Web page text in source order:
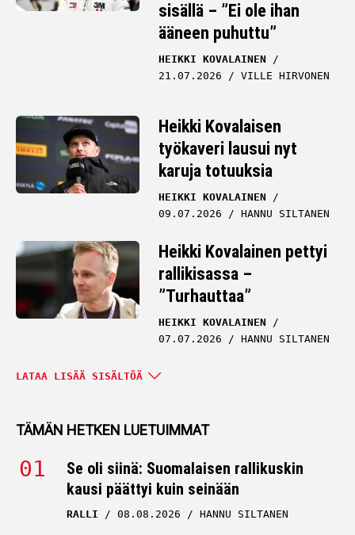
sisällä – ”Ei ole ihan
ääneen puhuttu”
HEIKKI KOVALAINEN
21.07.2026
VILLE HIRVONEN
Heikki Kovalaisen
työkaveri lausui nyt
karuja totuuksia
HEIKKI KOVALAINEN
09.07.2026
HANNU SILTANEN
Heikki Kovalainen pettyi
rallikisassa –
”Turhauttaa”
HEIKKI KOVALAINEN
07.07.2026
HANNU SILTANEN
Valtteri Bottas nosti
Kovalaiselta ikävää
HEIKKI KOVALAINEN
28.06.2026
Heikki Kovalainen käväisi
LATAA LISÄÄ SISÄLTÖÄ
TÄMÄN HETKEN LUETUIMMAT
Se oli siinä: Suomalaisen rallikuskin
kausi päättyi kuin seinään
RALLI 08.08.2026 HANNU SILTANEN